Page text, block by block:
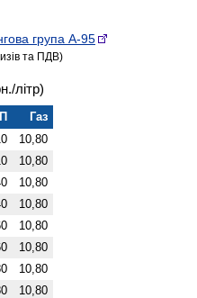
група А-95
та ПДВ)
літр)
Газ
10,80
10,80
10,80
10,80
10,80
10,80
10,80
10,80